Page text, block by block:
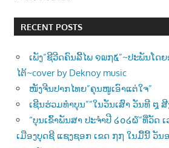
RECENT POSTS
ເພັງ”ຊີວີດຄົນລີ້ໄພ ໑໙໗໕”~ປະພັນໂດ
ໄຕ້~cover by Deknoy music
ໜັງຈີນປາກໄທຍ”ຄຸນໜູເອົາແຕ່ໃຈ”
ເຊີນຮ່ວມທຳບຸນ””ໃນວັນເສົາ ວັນທີ ໘
“ບຸນເຂົ້າພັນສາ ປະຈຳປີ ໒໐໒໖”ທີ່ວັດ
ເມືອງບຸດຊີ ແຊງຊອກ ເຂດ ໗໗ ໃນມື້ນີ້ ວັນ